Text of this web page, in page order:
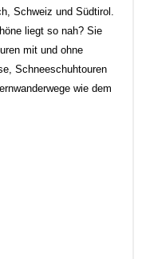
Schweiz und Südtirol.
liegt so nah? Sie
mit und ohne
Schneeschuhtouren
wie dem